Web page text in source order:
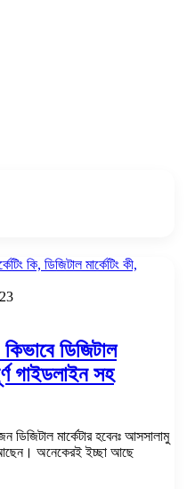
কিভাবে ডিজিটাল
গাইডলাইন সহ
ডিজিটাল মার্কেটার হবেনঃ আসসালামু
অনেকেরই ইচ্ছা আছে